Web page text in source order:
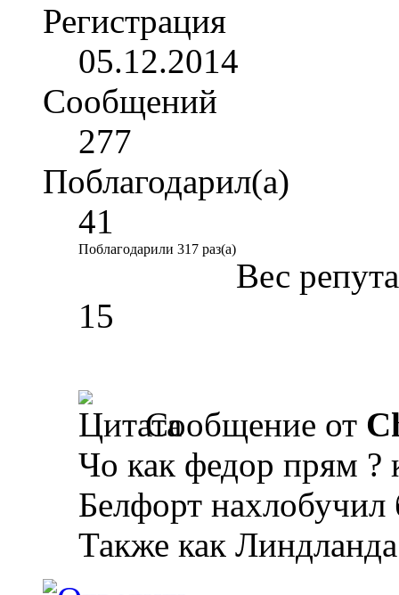
Регистрация
05.12.2014
Сообщений
277
Поблагодарил(а)
41
Поблагодарили 317 раз(а)
Вес
15
Сообщение от
Чо как федор прям ?
Белфорт нахлобучил
Также как